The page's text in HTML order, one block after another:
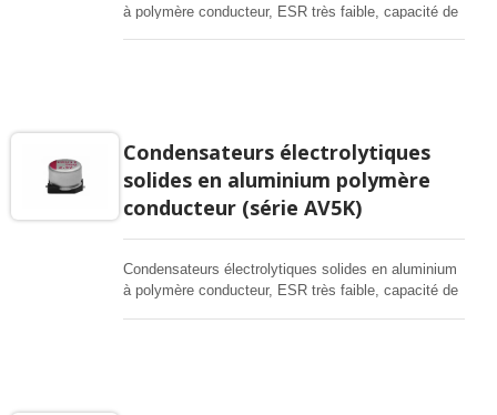
à polymère conducteur, ESR très faible, capacité de
Condensateurs électrolytiques
solides en aluminium polymère
conducteur (série AV5K)
Condensateurs électrolytiques solides en aluminium
à polymère conducteur, ESR très faible, capacité de